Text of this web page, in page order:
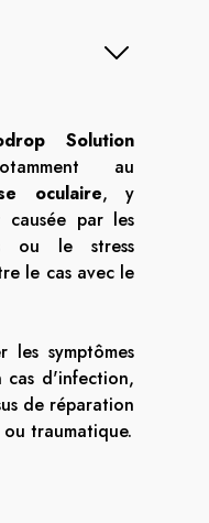
Solution
au
oculaire, y
par les
ou le stress
le cas avec le
symptômes
cas d'infection,
de réparation
traumatique.